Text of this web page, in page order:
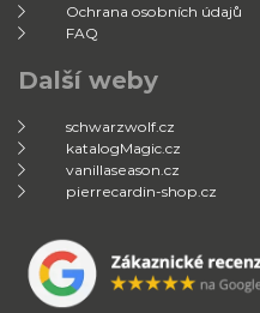
Ochrana osobních údajů
FAQ
Další weby
schwarzwolf.cz
katalogMagic.cz
vanillaseason.cz
pierrecardin-shop.cz